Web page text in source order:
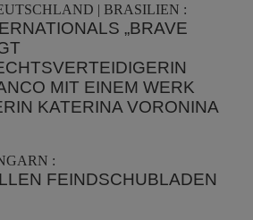
| BRASILIEN :
„BRAVE
MIT EINEM WERK
KATERINA VORONINA
:
FEINDSCHUBLADEN